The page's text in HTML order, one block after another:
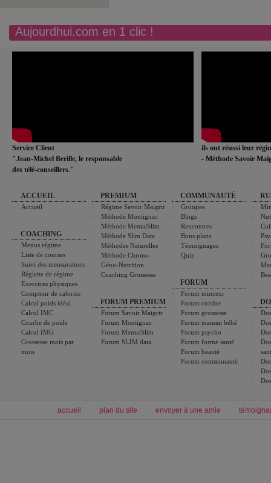
Aujourdhui.com en 1 clic !
Service Client
"Jean-Michel Berille, le responsable
des télé-conseillers."
ils ont réussi leur
- Méthode Savoir
ACCUEIL
Accueil
COACHING
Menus régime
Liste de courses
Suivi des mensurations
Réglette de régime
Exercices physiques
Compteur de calories
Calcul poids idéal
Calcul IMC
Courbe de poids
Calcul IMG
Grossesse mois par
mois
PREMIUM
Régime Savoir Maigrir
Méthode Montignac
Méthode MentalSlim
Méthode Slim Data
Méthodes Naturelles
Méthode Chrono-
Géno-Nutrition
Coaching Grossesse
FORUM PREMIUM
Forum Savoir Maigrir
Forum Montignac
Forum MentalSlim
Forum SLIM data
COMMUNAUTÉ
Groupes
Blogs
Rencontres
Bons plans
Témoignages
Quiz
FORUM
Forum minceur
Forum cuisine
Forum grossesse
Forum maman bébé
Forum psycho
Forum forme santé
Forum beauté
Forum communauté
accueil plan du site envoyer à une amie